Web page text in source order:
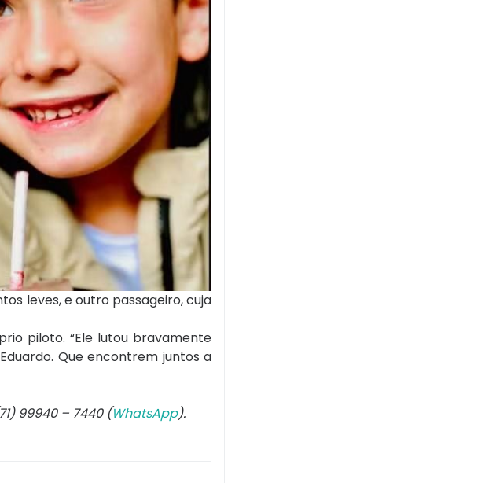
leves, e outro passageiro, cuja
piloto. “Ele lutou bravamente
Que encontrem juntos a
99940 – 7440 (WhatsApp).